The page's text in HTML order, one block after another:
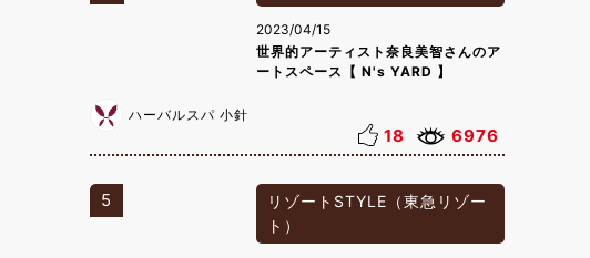
2023/04/15
世界的アーティスト奈良美智さんのア
ートスペース【 N's YARD 】
ハーバルスパ 小針
18 6976
5
リゾートSTYLE（東急リゾー
ト）